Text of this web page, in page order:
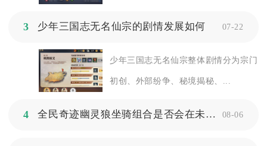
3 少年三国志无名仙宗的剧情发展如何 07-22
少年三国志无名仙宗整体剧情分为宗门
初创、外部纷争、秘境揭秘、...
4 全民奇迹幽灵狼坐骑组合是否会在未来版本中进行调整 08-06